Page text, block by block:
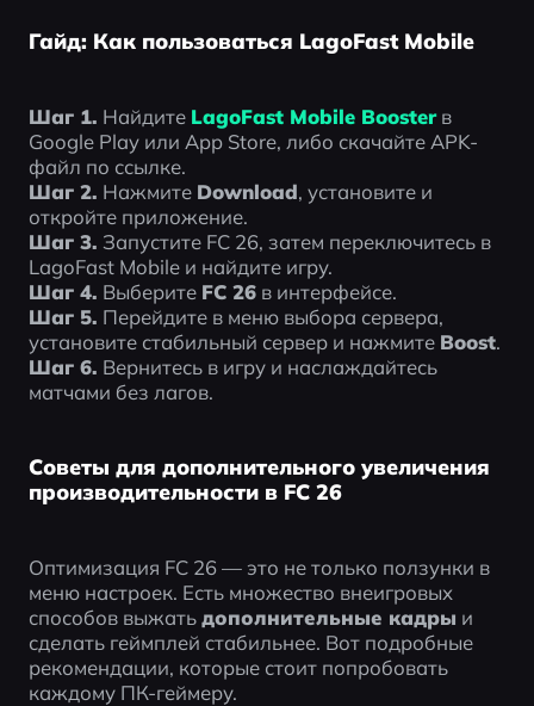
Гайд: Как пользоваться LagoFast Mobile
Шаг 1. Найдите LagoFast Mobile Booster в
Google Play или App Store, либо скачайте APK-
файл по ссылке.
Шаг 2. Нажмите Download, установите и
откройте приложение.
Шаг 3. Запустите FC 26, затем переключитесь в
LagoFast Mobile и найдите игру.
Шаг 4. Выберите FC 26 в интерфейсе.
Шаг 5. Перейдите в меню выбора сервера,
установите стабильный сервер и нажмите Boost.
Шаг 6. Вернитесь в игру и наслаждайтесь
матчами без лагов.
Советы для дополнительного увеличения
производительности в FC 26
Оптимизация FC 26 — это не только ползунки в
меню настроек. Есть множество внеигровых
способов выжать дополнительные кадры и
сделать геймплей стабильнее. Вот подробные
рекомендации, которые стоит попробовать
каждому ПК-геймеру.